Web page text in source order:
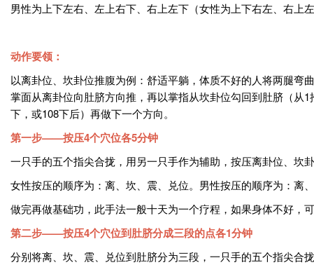
男性为上下左右、左上右下、右上左下（女性为上下右左、右上
动作要领：
以离卦位、坎卦位推腹为例：舒适平躺，体质不好的人将两腿
掌面从离卦位向肚脐方向推，再以掌指从坎卦位勾回到肚脐（从
下，或108下后）再做下一个方向。
第一步——按压4个穴位各5分钟
一只手的五个指尖合拢，用另一只手作为辅助，按压离卦位、坎
女性按压的顺序为：离、坎、震、兑位。男性按压的顺序为：离
做完再做基础功，此手法一般十天为一个疗程，如果身体不好，
第二步——按压4个穴位到肚脐分成三段的点各1分钟
分别将离、坎、震、兑位到肚脐分为三段，一只手的五个指尖合